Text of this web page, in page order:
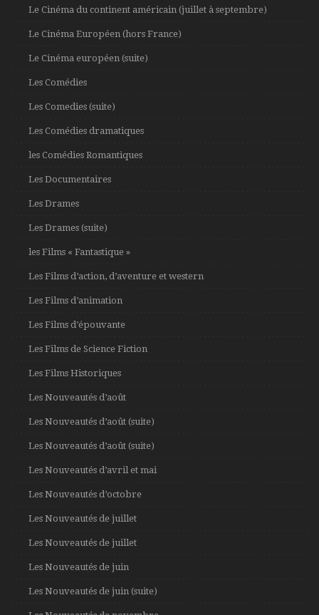
Le Cinéma du continent américain (juillet à septembre)
Le Cinéma Européen (hors France)
Le Cinéma européen (suite)
Les Comédies
Les Comedies (suite)
Les Comédies dramatiques
les Comédies Romantiques
Les Documentaires
Les Drames
Les Drames (suite)
les Films « Fantastique »
Les Films d’action, d’aventure et western
Les Films d’animation
Les Films d’épouvante
Les Films de Science Fiction
Les Films Historiques
Les Nouveautés d’août
Les Nouveautés d’août (suite)
Les Nouveautés d’août (suite)
Les Nouveautés d’avril et mai
Les Nouveautés d’octobre
Les Nouveautés de juillet
Les Nouveautés de juillet
Les Nouveautés de juin
Les Nouveautés de juin (suite)